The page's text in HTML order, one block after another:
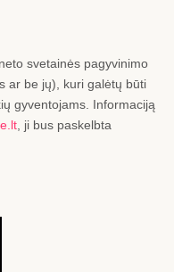
svetainės pagyvinimo
ar be jų), kuri galėtų būti
gyventojams. Informaciją
, ji bus paskelbta